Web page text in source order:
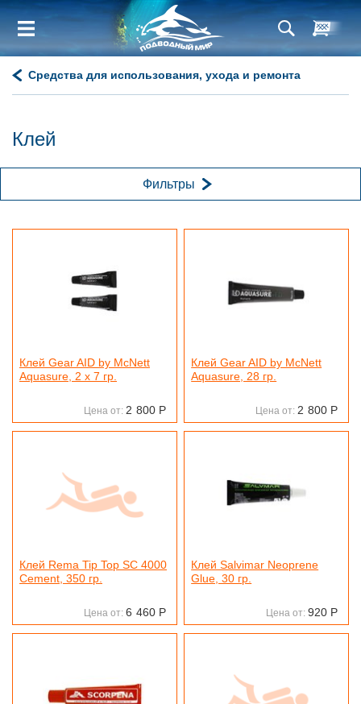
Средства для использования, ухода и ремонта
Клей
Фильтры
Клей Gear AID by McNett
Aquasure, 2 х 7 гр.
Цена от: 2 800 Р
Клей Gear AID by McNett
Aquasure, 28 гр.
Цена от: 2 800 Р
Клей Rema Tip Top SC 4000
Cement, 350 гр.
Цена от: 6 460 Р
Клей Salvimar Neoprene
Glue, 30 гр.
Цена от: 920 Р